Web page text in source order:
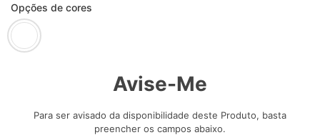
Opções de cores
Avise-Me
Para ser avisado da disponibilidade deste Produto, basta
preencher os campos abaixo.